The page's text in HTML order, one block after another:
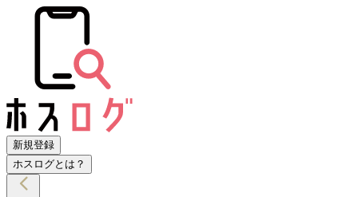
新規登録
ホスログとは？